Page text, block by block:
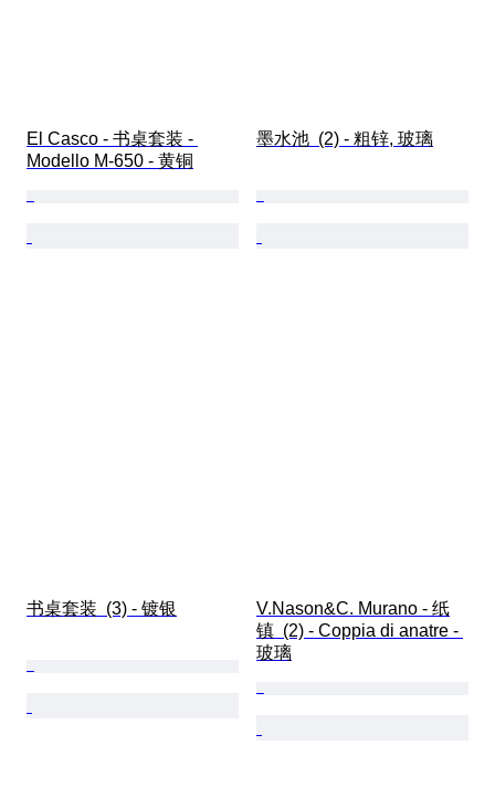
El Casco - 书桌套装 -
Modello M-650 - 黄铜
墨水池  (2) - 粗锌, 玻璃
书桌套装  (3) - 镀银
V.Nason&C. Murano - 纸
镇  (2) - Coppia di anatre -
玻璃